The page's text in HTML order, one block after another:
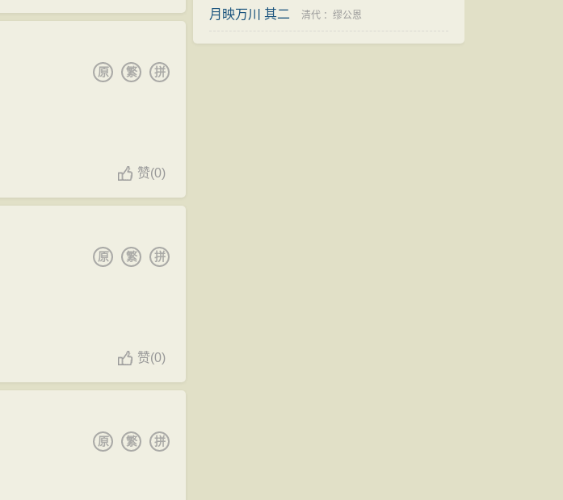
拼
繁
原
赞(0)
拼
繁
原
赞(0)
拼
繁
原
月映万川 其二 清代 ： 缪公恩